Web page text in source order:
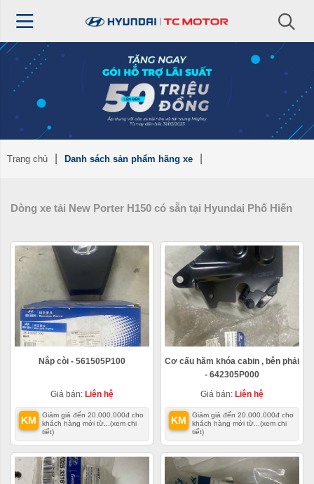
Trang chủ Danh sách sản phẩm hãng xe
Dòng xe tải New Porter H150 có sẵn tại Hyundai Phố Hiến
Nắp còi - 561505P100
Giá bán: Liên hệ
KM
Giảm giá đến 20.000.000đ cho
khách hàng mới từ... (xem chi
tiết)
Cơ cấu hãm khóa cabin , bên phải
- 642305P000
Giá bán: Liên hệ
KM
Giảm giá đến 20.000.000đ cho
khách hàng mới từ... (xem chi
tiết)